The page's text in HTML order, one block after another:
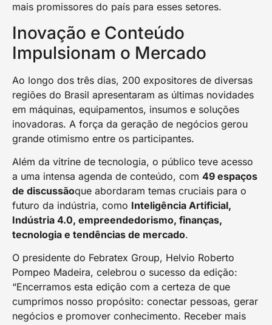
mais promissores do país para esses setores.
Inovação e Conteúdo
Impulsionam o Mercado
Ao longo dos três dias, 200 expositores de diversas
regiões do Brasil apresentaram as últimas novidades
em máquinas, equipamentos, insumos e soluções
inovadoras. A força da geração de negócios gerou
grande otimismo entre os participantes.
Além da vitrine de tecnologia, o público teve acesso
a uma intensa agenda de conteúdo, com 49 espaços
de discussãoque abordaram temas cruciais para o
futuro da indústria, como Inteligência Artificial,
Indústria 4.0, empreendedorismo, finanças,
tecnologia e tendências de mercado.
O presidente do Febratex Group, Helvio Roberto
Pompeo Madeira, celebrou o sucesso da edição:
“Encerramos esta edição com a certeza de que
cumprimos nosso propósito: conectar pessoas, gerar
negócios e promover conhecimento. Receber mais